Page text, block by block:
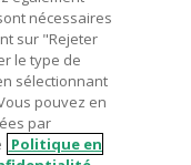
AU
nécessaires
sur "Rejeter
le type de
sélectionnant
pouvez en
par
Politique en